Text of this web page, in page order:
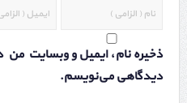
ذخیره نام، ایمیل و وبسایت من
دیدگاهی می‌نویسم.